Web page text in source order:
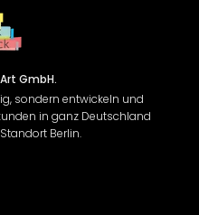
GmbH.
sondern entwickeln und
in ganz Deutschland
Berlin.